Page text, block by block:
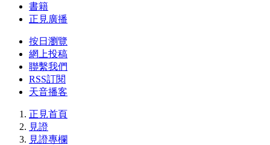
書籍
正見廣播
按日瀏覽
網上投稿
聯繫我們
RSS訂閱
天音播客
正見首頁
見證
見證專欄